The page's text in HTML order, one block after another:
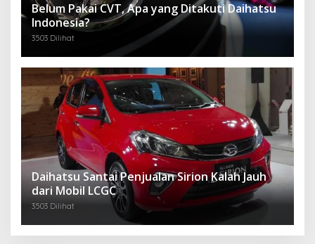
Belum Pakai CVT, Apa yang Ditakuti Daihatsu
Indonesia?
3503 Dilihat
Daihatsu Santai Penjualan Sirion Kalah Jauh
dari Mobil LCGC
3503 Dilihat